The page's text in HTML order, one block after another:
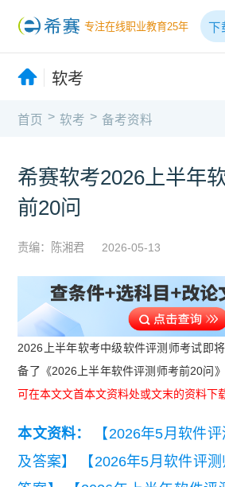
专注在线职业教育25年 下
软考
首页 > 软考 > 备考资料
希赛软考2026上半年
前20问
责编：陈湘君 2026-05-13
2026上半年软考中级软件评测师考试即
备了《2026上半年软件评测师考前20问》
可在本文文首本文资料处或文末的资料下
本文资料：
【2026年5月软件
及答案】
【2026年5月软件评